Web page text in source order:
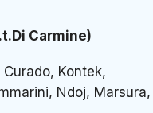
Carmine)
Kontek,
Ndoj, Marsura,